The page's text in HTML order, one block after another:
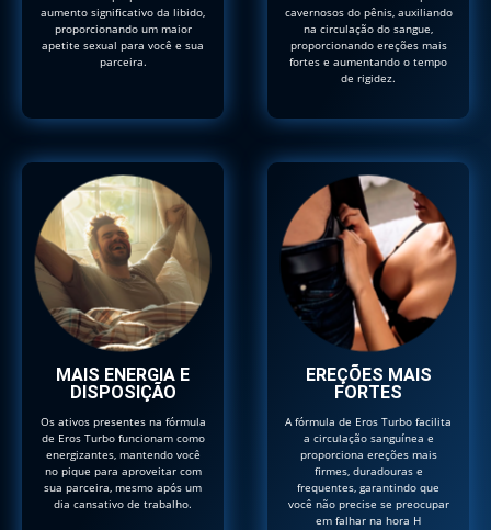
aumento significativo da libido,
proporcionando um maior
apetite sexual para você e sua
parceira.
cavernosos do pênis, auxiliando
na circulação do sangue,
proporcionando ereções mais
fortes e aumentando o tempo
de rigidez.
MAIS ENERGIA E
DISPOSIÇÃO
Os ativos presentes na fórmula
de Eros Turbo funcionam como
energizantes, mantendo você
no pique para aproveitar com
sua parceira, mesmo após um
dia cansativo de trabalho.
EREÇÕES MAIS
FORTES
A fórmula de Eros Turbo facilita
a circulação sanguínea e
proporciona ereções mais
firmes, duradouras e
frequentes, garantindo que
você não precise se preocupar
em falhar na hora H